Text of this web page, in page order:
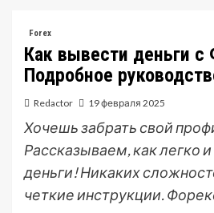
Forex
Как вывести деньги с
Подробное
Redactor 19 февраля 2025
Хочешь забрать свой
Рассказываем, как легко
деньги! Никаких
четкие инструкции.